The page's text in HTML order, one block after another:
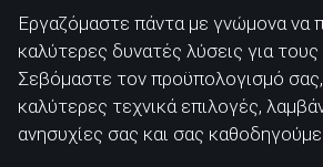
Εργαζόμαστε πάντα με γνώμονα να
καλύτερες δυνατές λύσεις για
Σεβόμαστε τον προϋπολογισμό σας,
καλύτερες τεχνικά επιλογές,
ανησυχίες σας και σας